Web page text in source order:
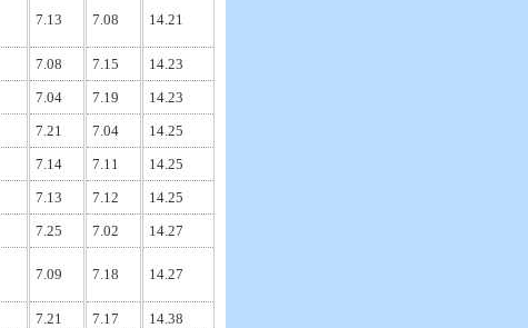
7.13 7.08 14.21
7.08 7.15
14.23
7.04 7.19
14.23
7.21 7.04
14.25
7.14 7.11
14.25
7.13 7.12
14.25
7.25 7.02 14.27
7.09 7.18 14.27
7.21 7.17
14.38